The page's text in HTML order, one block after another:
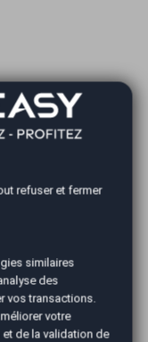
refuser et fermer
similaires
des
vos transactions.
votre
de la validation de